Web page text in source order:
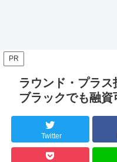
PR
ラウンド・プラ
ブラックでも融資
Twitter